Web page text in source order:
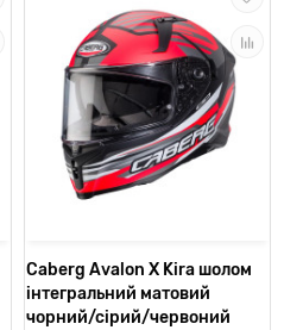
Caberg Avalon X Kira шолом
інтегральний матовий
чорний/сірий/червоний